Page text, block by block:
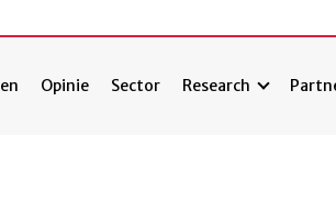
Opinie Sector Research